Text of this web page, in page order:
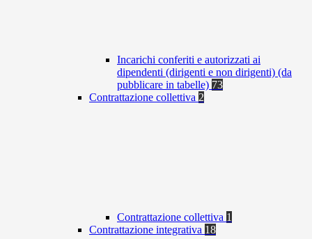
Incarichi conferiti e autorizzati ai
dipendenti (dirigenti e non dirigenti) (da
pubblicare in tabelle) 73
Contrattazione collettiva 2
Contrattazione collettiva 1
Contrattazione integrativa 18